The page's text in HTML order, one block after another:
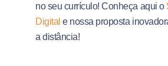
no seu currículo! Conheça aqui o
Digital e nossa proposta
a distância!